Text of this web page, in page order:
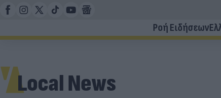
Ροή Ειδήσεων
Local News